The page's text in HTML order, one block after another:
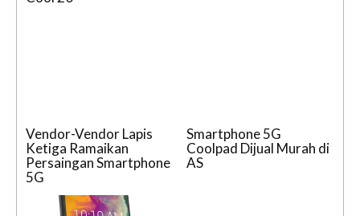
Vendor-Vendor Lapis
Ketiga Ramaikan
Persaingan Smartphone
5G
Smartphone 5G
Coolpad Dijual Murah di
AS